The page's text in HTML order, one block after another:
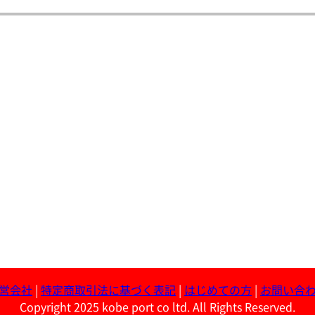
会社 特定商取引法に基づく表記 はじめての方
お問い合
Copyright 2025 kobe port co ltd. All Rights Reserved.